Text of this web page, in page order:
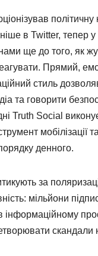
політичну
в Twitter, тепер
ще до того, як
Прямий,
стиль
та говорити
Truth Social
мобілізації та
денного.
за
мільйони
інформаційному
скандали